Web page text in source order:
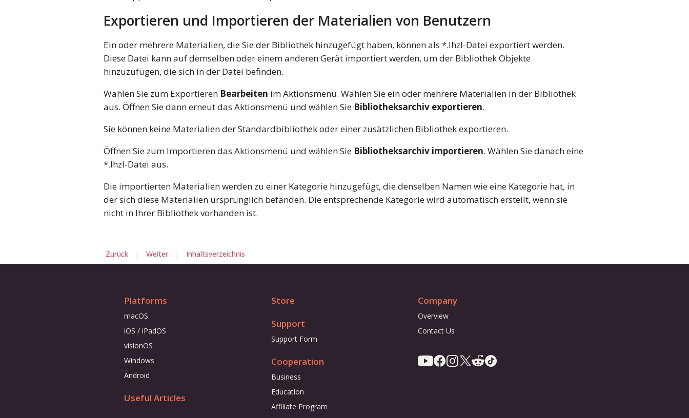
Exportieren und Importieren der Materialien von Benutzern
Ein oder mehrere Materialien, die Sie der Bibliothek hinzugefügt haben, können als *.lhzl-Datei exportiert werden.
Diese Datei kann auf demselben oder einem anderen Gerät importiert werden, um der Bibliothek Objekte
hinzuzufügen, die sich in der Datei befinden.
Wählen Sie zum Exportieren Bearbeiten im Aktionsmenü. Wählen Sie ein oder mehrere Materialien in der Bibliothek
aus. Öffnen Sie dann erneut das Aktionsmenü und wählen Sie Bibliotheksarchiv exportieren.
Sie können keine Materialien der Standardbibliothek oder einer zusätzlichen Bibliothek exportieren.
Öffnen Sie zum Importieren das Aktionsmenü und wählen Sie Bibliotheksarchiv importieren. Wählen Sie danach eine
*.lhzl-Datei aus.
Die importierten Materialien werden zu einer Kategorie hinzugefügt, die denselben Namen wie eine Kategorie hat, in
der sich diese Materialien ursprünglich befanden. Die entsprechende Kategorie wird automatisch erstellt, wenn sie
nicht in Ihrer Bibliothek vorhanden ist.
Zurück | Weiter | Inhaltsverzeichnis
Platforms
macOS
iOS / iPadOS
visionOS
Windows
Android
Useful Articles
Store
Support
Support Form
Cooperation
Business
Education
Affiliate Program
Company
Overview
Contact Us